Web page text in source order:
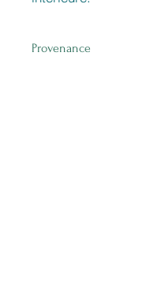
Provenance